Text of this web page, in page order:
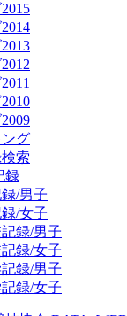
グ
索
録
/男子
/女子
録/男子
録/女子
録/男子
録/女子